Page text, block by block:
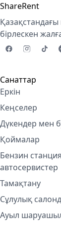
ShareRent
бірлескен
Санаттар
Еркін
Кеңселер
Дүкендер мен
Қоймалар
Бензин
автосервистер
Тамақтану
Сұлулық
Ауыл